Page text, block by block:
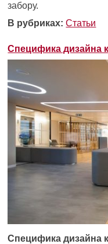
забору.
В рубриках: Статьи
Специфика дизайна
Специфика дизайна